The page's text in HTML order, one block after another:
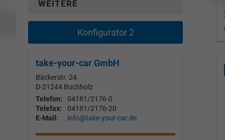
WEITERE
Konfigurator 2
take-your-car GmbH
Bäckerstr. 24
D-21244 Buchholz
Telefon:
04181/2176-0
Telefax:
04181/2176-20
E-Mail:
info@take-your-car.de